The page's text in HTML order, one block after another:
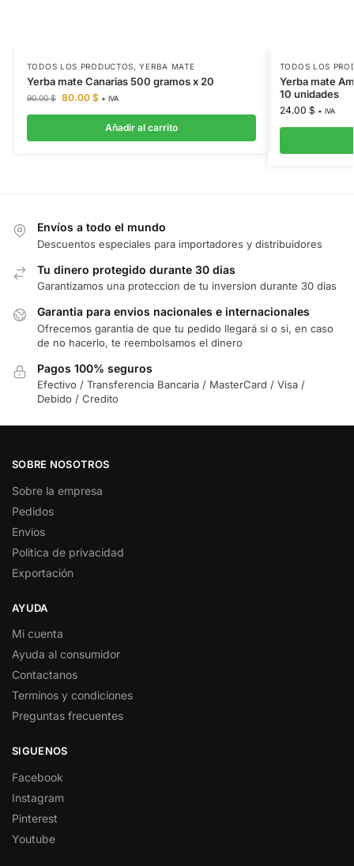
TODOS LOS PRODUCTOS,YERBA MATE
Yerba mate Canarias 500 gramos x 20
90.00$ 80.00 $ + IVA
Añadir al carrito
TODOS LOS
Yerba mate
10 unidades
24.00 $ + IVA
Envíos a todo el mundo
Descuentos especiales para importadores y distribuidores
Tu dinero protegido durante 30 dias
Garantizamos una proteccion de tu inversion durante 30 dias
Garantia para envios nacionales e internacionales
Ofrecemos garantia de que tu pedido llegará si o si, en caso
de no hacerlo, te reembolsamos el dinero
Pagos 100% seguros
Efectivo / Transferencia Bancaria / MasterCard / Visa /
Debido / Credito
SOBRE NOSOTROS
Sobre la empresa
Pedidos
Envios
Politica de privacidad
Exportación
AYUDA
Mi cuenta
Ayuda al consumidor
Contactanos
Terminos y condiciones
Preguntas frecuentes
SIGUENOS
Facebook
Instagram
Pinterest
Youtube